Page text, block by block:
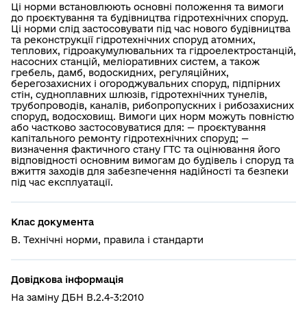
Ці норми встановлюють основні положення та вимоги
до проєктування та будівництва гідротехнічних споруд.
Ці норми слід застосовувати під час нового будівництва
та реконструкції гідротехнічних споруд атомних,
теплових, гідроакумулювальних та гідроелектростанцій,
насосних станцій, меліоративних систем, а також
гребель, дамб, водоскидних, регуляційних,
берегозахисних і огороджувальних споруд, підпірних
стін, судноплавних шлюзів, гідротехнічних тунелів,
трубопроводів, каналів, рибопропускних і рибозахисних
споруд, водосховищ. Вимоги цих норм можуть повністю
або частково застосовуватися для: — проєктування
капітального ремонту гідротехнічних споруд; —
визначення фактичного стану ГТС та оцінювання його
відповідності основним вимогам до будівель і споруд та
вжиття заходів для забезпечення надійності та безпеки
під час експлуатації.
Клас документа
В. Технічні норми, правила і стандарти
Довідкова інформація
На заміну ДБН В.2.4-3:2010